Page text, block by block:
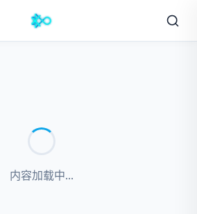
内容加载中...